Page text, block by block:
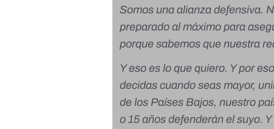
Somos una alianza defensiva.
preparado al máximo para
porque sabemos que nuestra
Y eso es lo que quiero. Y por
decidas cuando seas mayor,
de los Países Bajos, nuestro
o 15 años defenderán el suyo.